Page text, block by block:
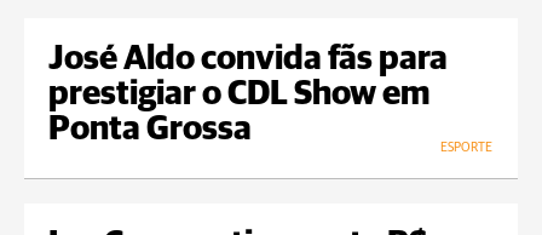
José Aldo convida fãs para
prestigiar o CDL Show em
Ponta Grossa
ESPORTE